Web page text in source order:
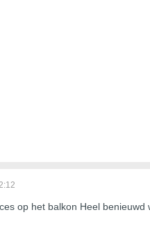
op het balkon Heel